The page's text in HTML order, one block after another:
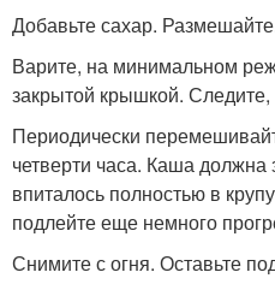
Добавьте сахар.
Варите, на минимальном
закрытой крышкой.
Периодически
четверти часа. Каша должна
впиталось полностью в
подлейте еще немного
Снимите с огня. Оставьте